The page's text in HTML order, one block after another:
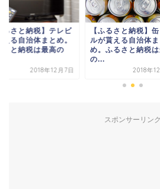
るさと納税】テレビ
える自治体まとめ。
さと納税は最高の
2018年12月7日
【ふるさと納税】
ルが貰える自治体ま
め。ふるさと納税
の...
2018年
スポンサーリンク